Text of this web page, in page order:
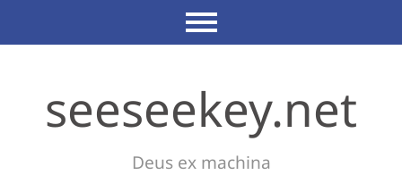
seeseekey.net
Deus ex machina